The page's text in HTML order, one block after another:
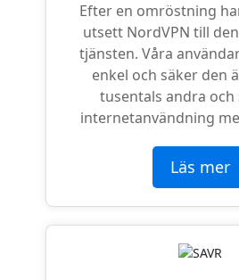
Efter en omröstning
utsett NordVPN till
tjänsten. Våra
enkel och säker den
tusentals andra och
internetanvändning
Läs mer